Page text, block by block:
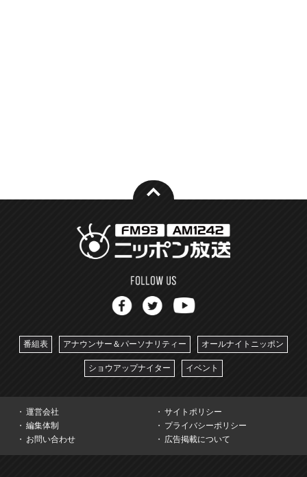
番組表 アナウンサー＆パーソナリティー オールナイトニッポン
ショウアップナイター イベント
運営会社
サイトポリシー
編集体制
プライバシーポリシー
お問い合わせ
広告掲載について